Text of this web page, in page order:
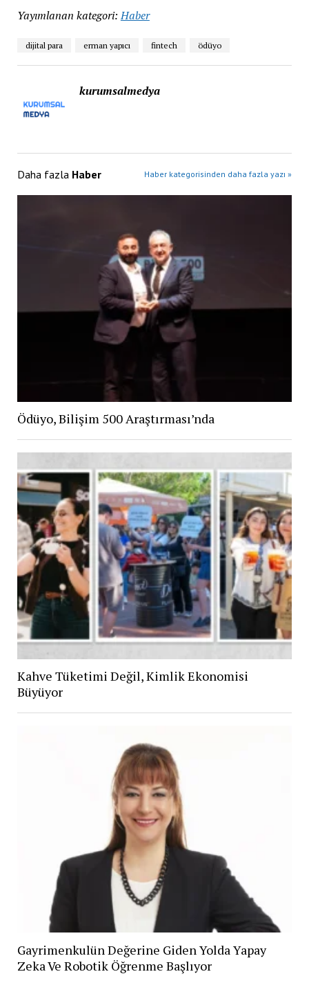
Yayımlanan kategori: Haber
dijital para erman yapıcı fintech ödüyo
kurumsalmedya
Daha fazla Haber Haber kategorisinden daha fazla yazı »
Ödüyo, Bilişim 500 Araştırması’nda
Kahve Tüketimi Değil, Kimlik Ekonomisi
Büyüyor
Gayrimenkulün Değerine Giden Yolda Yapay
Zeka Ve Robotik Öğrenme Başlıyor